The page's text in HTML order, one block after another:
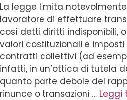
La legge limita
lavoratore di effettuare
così detti diritti indisponibili,
valori costituzionali e
contratti collettivi (ad
infatti, in un’ottica di tutela
quanto parte debole del
rinunce o transazioni … Leggi